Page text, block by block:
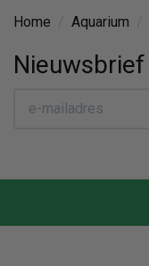
Home Aquarium
Nieuwsbrief